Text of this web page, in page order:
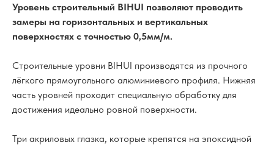
Уровень строительный BIHUI позволяют проводить
замеры на горизонтальных и вертикальных
поверхностях с точностью 0,5мм/м.
Строительные уровни BIHUI производятся из прочного
лёгкого прямоугольного алюминиевого профиля. Нижняя
часть уровней проходит специальную обработку для
достижения идеально ровной поверхности.
Три акриловых глазка, которые крепятся на эпоксидной